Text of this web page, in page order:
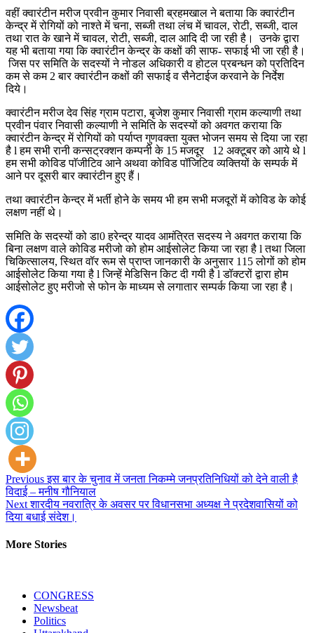
वहीं क्वारंटीन मरीज प्रवीन कुमार निवासी ब्रहमखाल ने बताया कि क्वारंटीन
केन्द्र में रोगियों को नाश्ते में चना, सब्जी तथा लंच में चावल, रोटी, सब्जी, दाल
तथा रात के खाने में चावल, रोटी, सब्जी, दाल आदि दी जा रही है। उनके द्वारा
यह भी बताया गया कि क्वारंटीन केन्द्र के कक्षों की साफ- सफाई भी जा रही है।
जिस पर समिति के सदस्यों ने नोडल अधिकारी व होटल प्रबन्धन को प्रतिदिन
कम से कम 2 बार क्वारंटीन कक्षों की सफाई व सैनेटाईज करवाने के निर्देश
दिये।
क्वारंटीन मरीज देव सिंह ग्राम पटारा, बृजेश कुमार निवासी ग्राम कल्याणी तथा
प्रवीन पंवार निवासी कल्याणी ने समिति के सदस्यों को अवगत कराया कि
क्वारंटीन केन्द्र में रोगियों को पर्याप्त गुणवक्ता युक्त भोजन समय से दिया जा रहा
है l हम सभी रानी कन्सट्रक्शन कम्पनी के 15 मजदूर 12 अक्टूबर को आये थे l
हम सभी कोविड पाॅजीटिव आने अथवा कोविड पॉजिटिव व्यक्तियों के सम्पर्क में
आने पर दूसरी बार क्वारंटीन हुए हैं।
तथा क्वारंटीन केन्द्र में भर्ती होने के समय भी हम सभी मजदूरों में कोविड के कोई
लक्षण नहीं थे।
समिति के सदस्यों को डा0 हरेन्द्र यादव आमंत्रित सदस्य ने अवगत कराया कि
बिना लक्षण वाले कोविड मरीजो को होम आईसोलेट किया जा रहा है l तथा जिला
चिकित्सालय, स्थित वॉर रूम से प्राप्त जानकारी के अनुसार 115 लोगों को होम
आईसोलेट किया गया है l जिन्हें मेडिसिन किट दी गयी है l डॉक्टरों द्वारा होम
आईसोलेट हुए मरीजो से फोन के माध्यम से लगातार सम्पर्क किया जा रहा है।
Continue
Reading
Previousइस बार के चुनाव में जनता निकम्मे जनप्रतिनिधियों को देने वाली है
विदाई – मनीष गौनियाल
Nextशारदीय नवरात्रि के अवसर पर विधानसभा अध्यक्ष ने प्रदेशवासियों को
दिया बधाई संदेश।
More Stories
CONGRESS
Newsbeat
Politics